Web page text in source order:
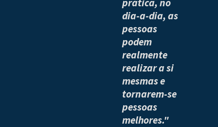
dia-a-dia, as
pessoas
podem
realmente
realizar a si
mesmas e
tornarem-se
pessoas
melhores."